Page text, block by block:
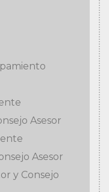
Asesor
Asesor
y Consejo